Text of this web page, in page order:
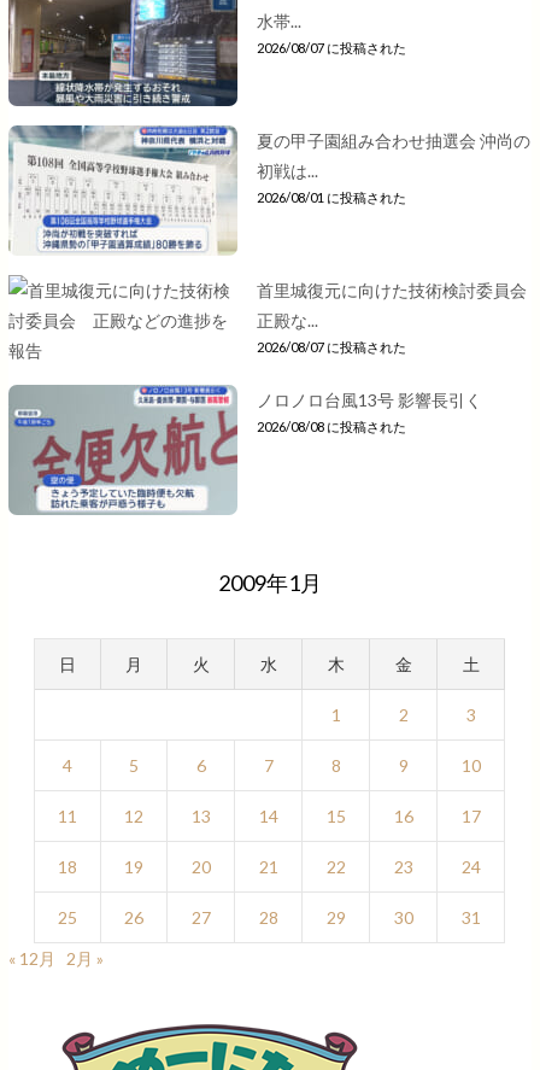
水帯...
2026/08/07 に投稿された
夏の甲子園組み合わせ抽選会 沖尚の
初戦は...
2026/08/01 に投稿された
首里城復元に向けた技術検討委員会
正殿な...
2026/08/07 に投稿された
ノロノロ台風13号 影響長引く
2026/08/08 に投稿された
2009年1月
日 月 火 水 木 金 土
1 2 3
4 5 6 7 8 9 10
11 12 13 14 15 16 17
18 19 20 21 22 23 24
25 26 27 28 29 30
31
« 12月
2月 »